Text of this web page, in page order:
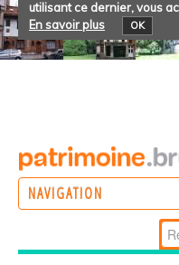
utilisant ce dernier, vous
En savoir plus
OK
NAVIGATION